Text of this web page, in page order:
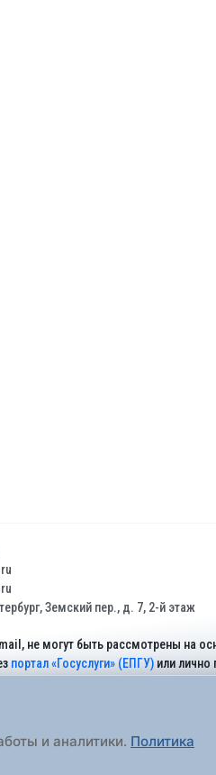
Земский пер., д. 7, 2-й этаж
не могут быть рассмотрены на
портал «Госуслуги» (ЕПГУ)или лично
и аналитики. Политика